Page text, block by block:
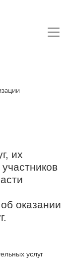
их
оказании
услуг